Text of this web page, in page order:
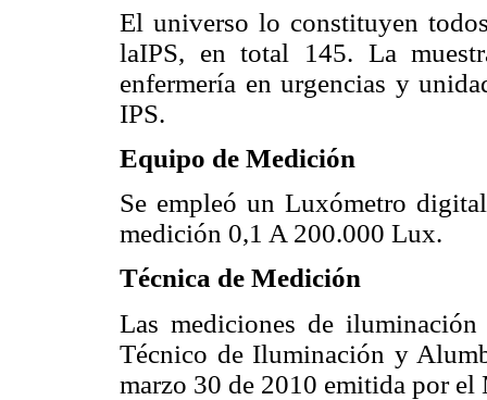
El universo lo constituyen
laIPS, en total 145. La
enfermería en urgencias y
IPS.
Equipo de Medición
Se empleó un Luxómetro
medición 0,1 A 200.000 Lux.
Técnica de Medición
Las mediciones de
Técnico de Iluminación y
marzo 30 de 2010 emitida por